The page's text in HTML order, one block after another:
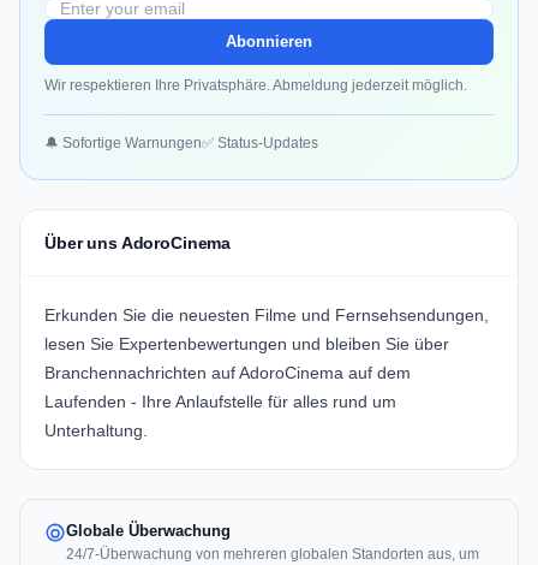
Abonnieren
Wir respektieren Ihre Privatsphäre. Abmeldung jederzeit möglich.
🔔 Sofortige Warnungen✅ Status-Updates
Über uns AdoroCinema
Erkunden Sie die neuesten Filme und Fernsehsendungen,
lesen Sie Expertenbewertungen und bleiben Sie über
Branchennachrichten aufAdoroCinema auf dem
Laufenden - Ihre Anlaufstelle für alles rund um
Unterhaltung.
Globale Überwachung
24/7-Überwachung von mehreren globalen Standorten aus, um